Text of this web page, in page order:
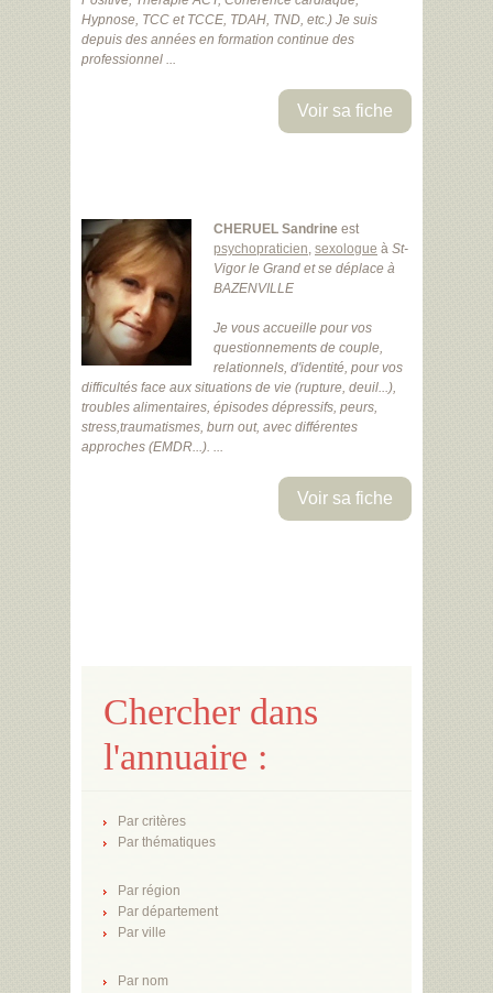
Hypnose, TCC et TCCE, TDAH, TND, etc.) Je suis
depuis des années en formation continue des
professionnel ...
Voir sa fiche
CHERUEL Sandrine est
psychopraticien, sexologue à St-
Vigor le Grand et se déplace à
BAZENVILLE
Je vous accueille pour vos
questionnements de couple,
relationnels, d'identité, pour vos
difficultés face aux situations de vie (rupture, deuil...),
troubles alimentaires, épisodes dépressifs, peurs,
stress,traumatismes, burn out, avec différentes
approches (EMDR...). ...
Voir sa fiche
Chercher dans
l'annuaire :
Par critères
Par thématiques
Par région
Par département
Par ville
Par nom